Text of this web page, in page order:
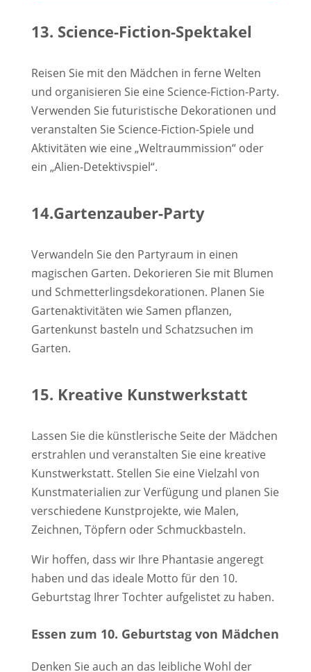
13. Science-Fiction-Spektakel
Reisen Sie mit den Mädchen in ferne Welten
und organisieren Sie eine Science-Fiction-Party.
Verwenden Sie futuristische Dekorationen und
veranstalten Sie Science-Fiction-Spiele und
Aktivitäten wie eine „Weltraummission“ oder
ein „Alien-Detektivspiel“.
14.Gartenzauber-Party
Verwandeln Sie den Partyraum in einen
magischen Garten. Dekorieren Sie mit Blumen
und Schmetterlingsdekorationen. Planen Sie
Gartenaktivitäten wie Samen pflanzen,
Gartenkunst basteln und Schatzsuchen im
Garten.
15. Kreative Kunstwerkstatt
Lassen Sie die künstlerische Seite der Mädchen
erstrahlen und veranstalten Sie eine kreative
Kunstwerkstatt. Stellen Sie eine Vielzahl von
Kunstmaterialien zur Verfügung und planen Sie
verschiedene Kunstprojekte, wie Malen,
Zeichnen, Töpfern oder Schmuckbasteln.
Wir hoffen, dass wir Ihre Phantasie angeregt
haben und das ideale Motto für den 10.
Geburtstag Ihrer Tochter aufgelistet zu haben.
Essen zum 10. Geburtstag von Mädchen
Denken Sie auch an das leibliche Wohl der